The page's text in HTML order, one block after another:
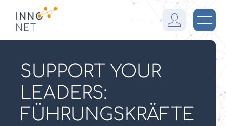
n
F
m
M
e
SUPPORT YOUR
LEADERS:
FÜHRUNGSKRÄFTE